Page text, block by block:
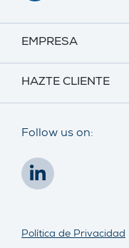
EMPRESA
HAZTE CLIENTE
Follow us on:
Política de Privacidad